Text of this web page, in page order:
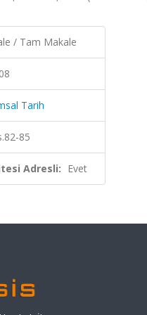
/ Tam Makale
Tarih
85
Adresli: Evet